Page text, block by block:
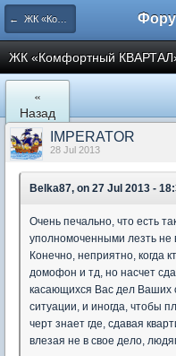
← ЖК «Комфортный КВАРТАЛ»
ЖК «Комфортный
«
Назад
IMPERATOR
28 Jul 2013
Belka87, on 27 Jul 2013 -
Очень печально, что есть
уполномоченными лезть не
Конечно, неприятно, когда
домофон и тд, но насчет
касающихся Вас дел Ваших
ситуации, и иногда, чтобы
черт знает где, сдавая
влезая не в свое дело,